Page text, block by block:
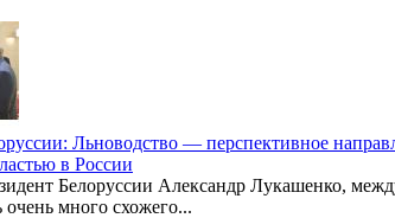
Льноводство — перспективное
в России
Белоруссии Александр Лукашенко,
очень много схожего...